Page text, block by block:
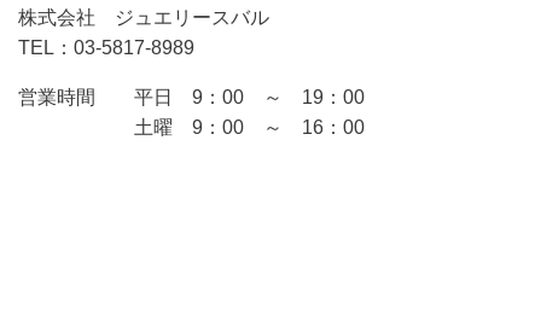
株式会社 ジュエリースバル
TEL：03-5817-8989
営業時間 平日 9：00 ～ 19：00
土曜 9：00 ～ 16：00